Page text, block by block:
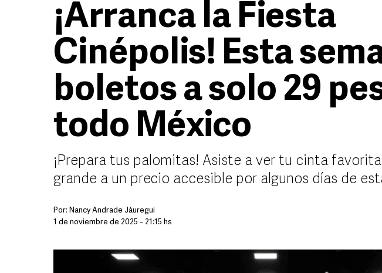
¡Arranca la Fiesta
Cinépolis! Esta
boletos a solo 29
todo México
¡Prepara tus palomitas! Asiste a ver tu cinta
grande a un precio accesible por algunos días de
Por: Nancy Andrade Jáuregui
1 de noviembre de 2025 - 21:15 hs